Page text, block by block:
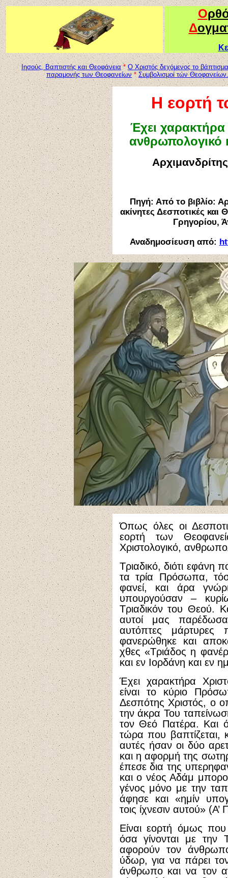
Ο
Δ
Ιησούς, Βαπτιστής και Θεοφάνεια * Ο Χριστός δεχόμενος το
παραμονής των Θεοφανείων * Συμβολισμοί τών
Η εορτή
Έχει χαρακτήρα
ανθρωπολογικό
Πηγή: Από το βιβλίο:
ακίνητες Δεσποτικές
Γρηγορίου,
Αναδημοσίευση από:
Όπως όλες οι
εορτή των
Χριστολογικό,
Τριαδικό, διότι εφάνη
τα τρία Πρόσωπα,
φανεί, και άρα
υπουργούσαν –
Τριαδικόν του Θεού.
αυτοί μας
αυτόπτες μάρτυρες
φανερώθηκε και
χθες «Τριάδος η
και εν Ιορδάνη και εν
Έχει χαρακτήρα
είναι το κύριο
Δεσπότης Χριστός, ο
την άκρα Του
τον Θεό Πατέρα. Και
τώρα που βαπτίζεται,
αυτές ήσαν οι δύο
και η αφορμή της
έπεσε δια της
και ο νέος Αδάμ
γένος μόνο με την
άφησε και «ημίν
τοις ίχνεσιν αυτού»
Είναι εορτή όμως
όσα γίνονται με την
αφορούν τον
ύδωρ, για να πάρει
άνθρωπο και να τον